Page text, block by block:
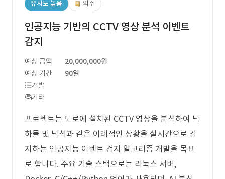
유사도 높음 외주
인공지능 기반의 CCTV 영상 분석 이벤트
감지
예상 금액
20,000,000원
예상 기간
90일
개발
기타
프로젝트는 도로에 설치된 CCTV 영상을 분석하여 낙
하물 및 낙석과 같은 이례적인 상황을 실시간으로 감
지하는 인공지능 이벤트 검지 알고리즘 개발을 목표
로 합니다. 주요 기술 스택으로는 리눅스 서버,